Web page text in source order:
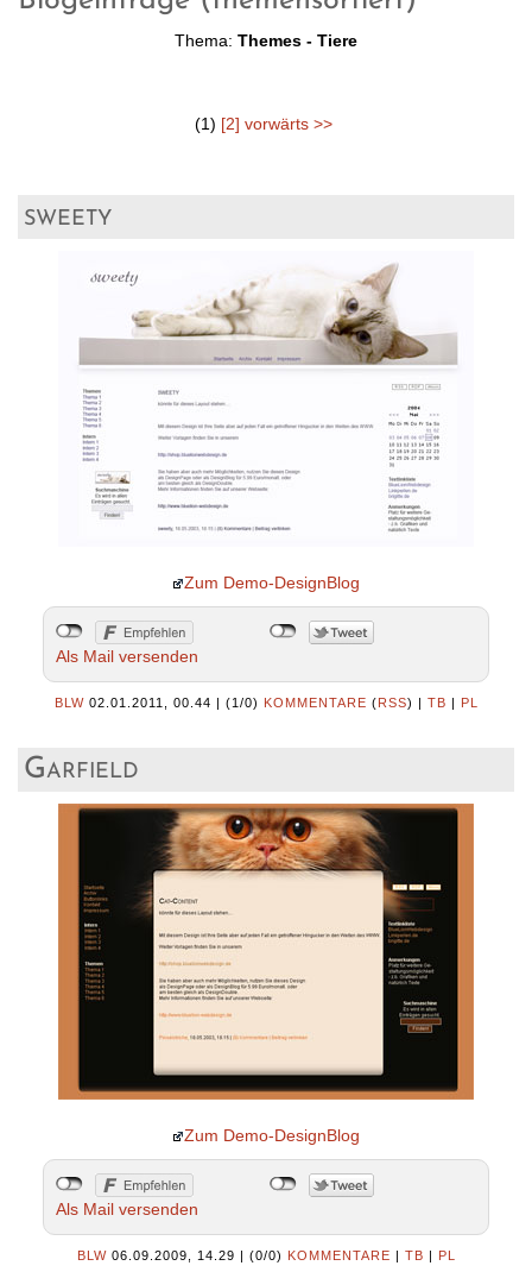
Thema: Themes - Tiere
(1) [2] vorwärts >>
sweety
Zum Demo-DesignBlog
Als Mail versenden
BLW 02.01.2011, 00.44 | (1/0) KOMMENTARE (RSS) | TB | PL
Garfield
Zum Demo-DesignBlog
Als Mail versenden
BLW 06.09.2009, 14.29 | (0/0) KOMMENTARE | TB | PL